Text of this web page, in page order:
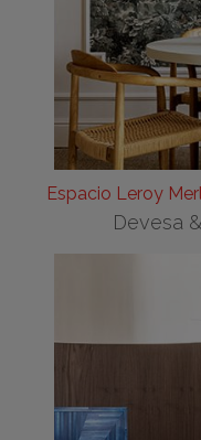
Espacio Leroy
Devesa